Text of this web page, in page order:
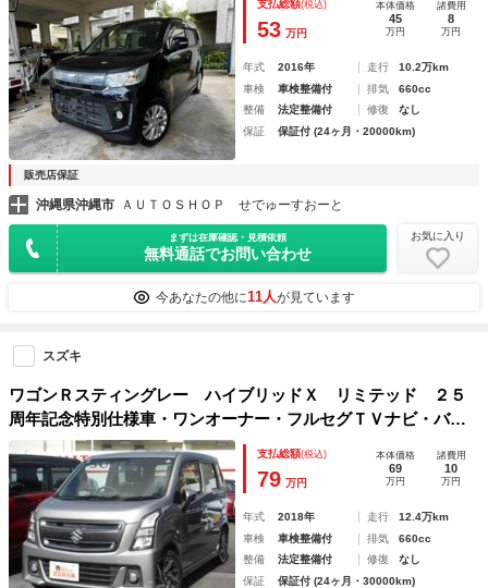
ートエアコン フォグランプ Ｒスポ 無事故車
支払総額(税込)
53 万円
本体価格
45
万円
諸費用
8
万円
年式 2016年 走行
10.2万km
車検
車検整備付 排気
660cc
整備
法定整備付 修復
なし
保証
保証付 (24ヶ月・20000km)
販売店保証
沖縄県沖縄市 ＡＵＴＯＳＨＯＰ せでゅーすおーと
まずは在庫確認・見積依頼
無料通話でお問い合わせ
お気に入り
今あなたの他に11人が見ています
スズキ
ワゴンＲスティングレー ハイブリッドＸ リミテッド ２５
周年記念特別仕様車・ワンオーナー・フルセグＴＶナビ・バッ
クカメラ・プッシュスタート・オプションカラー
支払総額(税込)
79 万円
本体価格
69
万円
諸費用
10
万円
年式 2018年 走行
12.4万km
車検
車検整備付 排気
660cc
整備
法定整備付 修復
なし
保証
保証付 (24ヶ月・30000km)